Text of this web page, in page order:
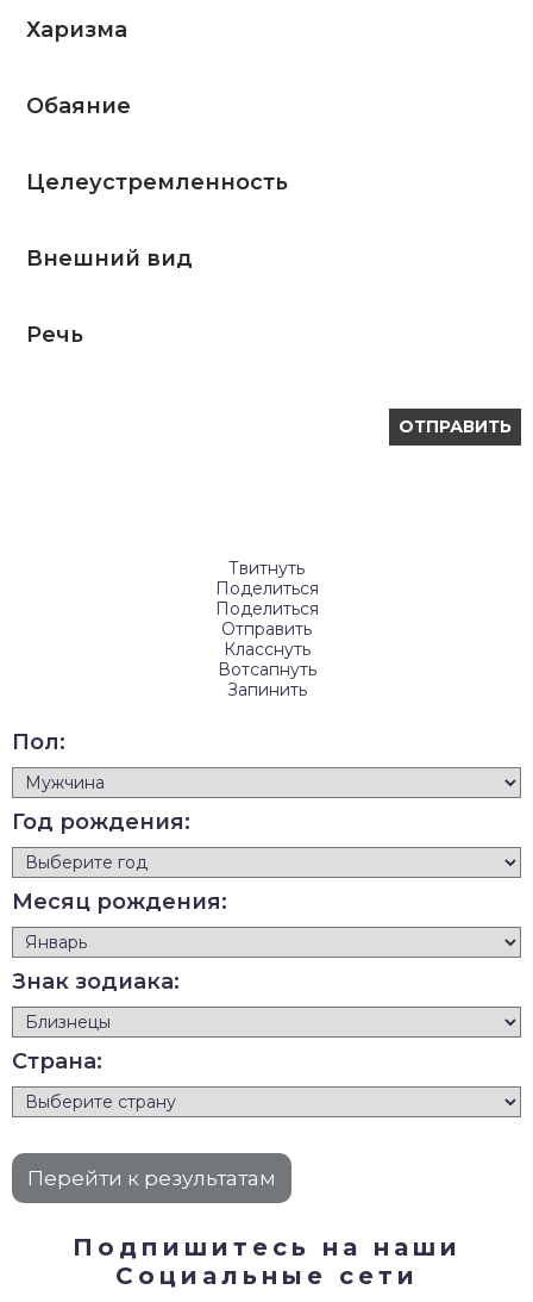
Харизма
Обаяние
Целеустремленность
Внешний вид
Речь
Твитнуть
Поделиться
Поделиться
Отправить
Класснуть
Вотсапнуть
Запинить
Пол:
Год рождения:
Месяц рождения:
Знак зодиака:
Страна:
Подпишитесь на наши
Социальные сети